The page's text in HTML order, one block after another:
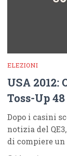
ELEZIONI
USA 2012:
Toss-Up 48
Dopo i casini
notizia del
di compiere